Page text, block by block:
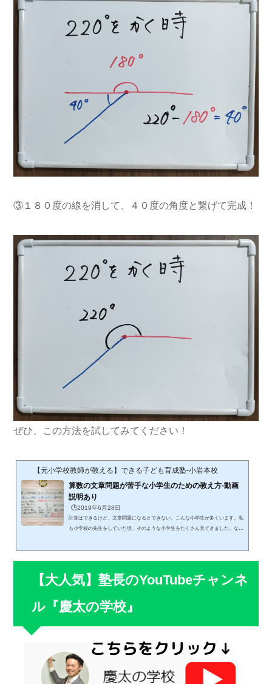
③１８０度の線を消して、４０度の角度と繋げて完成！
ぜひ、この方法を試してみてください！
【元小学校教師が教える】できる子ども育成塾-小岩本校
算数の文章問題が苦手な小学生のための教え方-動画
説明あり
🕒️2019年6月28日
計算はできるけど、文章問題になるとできない。こんな小学生が多くいます。私
も小学校の先生をしていた頃、そのような小学生をたくさん見てきました。な
方法をお伝えします。【文章問題が苦手な理由】小学生は勉強している単...
【大人気】塾長のYouTubeチャンネ
ル『慶太の学校』